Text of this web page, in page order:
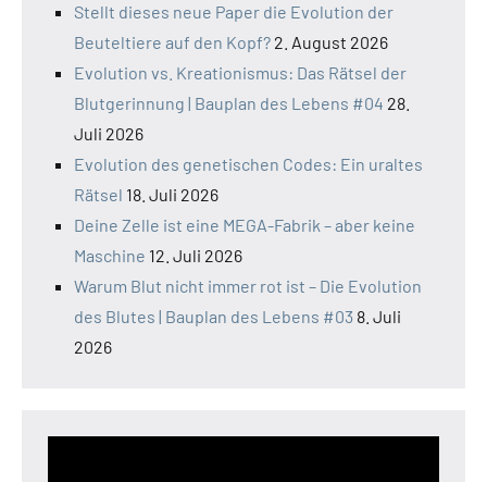
Stellt dieses neue Paper die Evolution der
Beuteltiere auf den Kopf? 2. August 2026
Evolution vs. Kreationismus: Das Rätsel der
Blutgerinnung | Bauplan des Lebens #04 28.
Juli 2026
Evolution des genetischen Codes: Ein uraltes
Rätsel 18. Juli 2026
Deine Zelle ist eine MEGA-Fabrik – aber keine
Maschine 12. Juli 2026
Warum Blut nicht immer rot ist – Die Evolution
des Blutes | Bauplan des Lebens #03 8. Juli
2026